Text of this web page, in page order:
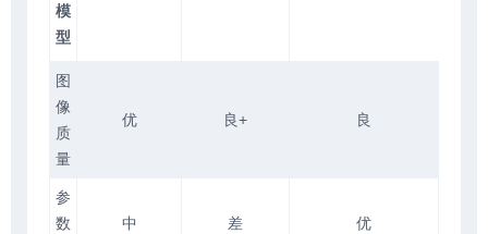
模
型
图
像
质
量
优 良+ 良
参
数
中 差 优